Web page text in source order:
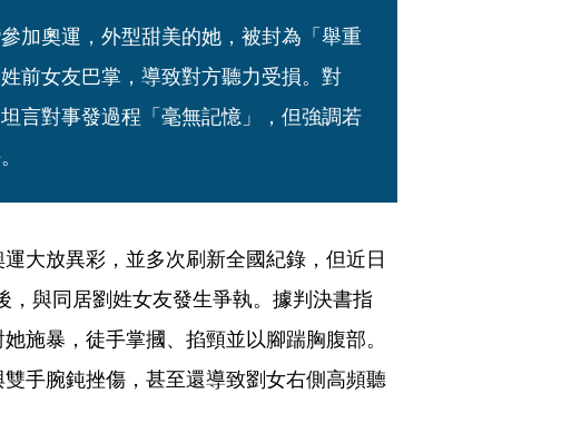
加奧運，外型甜美的她，被封為「舉重
前女友巴掌，導致對方聽力受損。對
言對事發過程「毫無記憶」，但強調若
大放異彩，並多次刷新全國紀錄，但近日
與同居劉姓女友發生爭執。據判決書指
施暴，徒手掌摑、掐頸並以腳踹胸腹部。
手腕鈍挫傷，甚至還導致劉女右側高頻聽